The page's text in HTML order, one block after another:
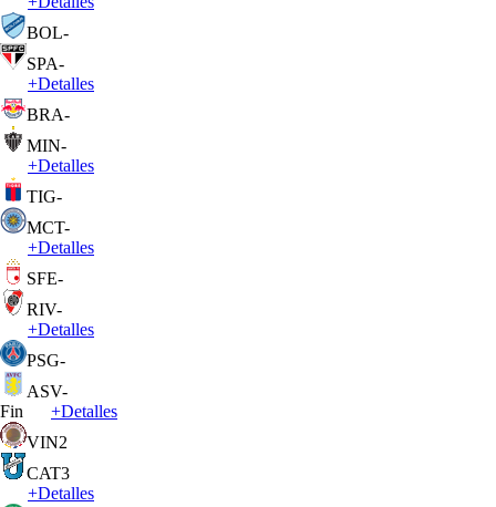
BOL-
SPA-
+Detalles
BRA-
MIN-
+Detalles
TIG-
MCT-
+Detalles
SFE-
RIV-
+Detalles
PSG-
ASV-
Fin
+Detalles
VIN2
CAT3
+Detalles